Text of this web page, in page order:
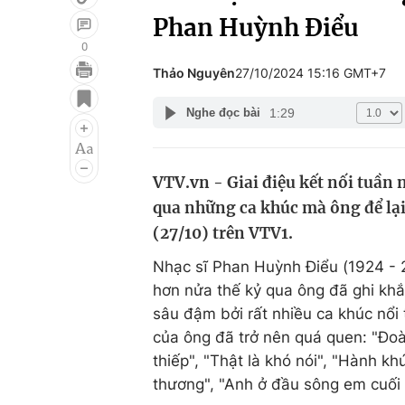
Điện ảnh
Âm nhạc
Du lịch
Chất lượng cuộc
0
Phan Huỳnh Điểu
Thảo Nguyên27/10/2024 15:16 GMT+7
Nghe đọc bài 1:29
VTV.vn - Giai điệu kết nối tuần
qua những ca khúc mà ông để
(27/10) trên VTV1.
Nhạc sĩ Phan Huỳnh Điểu (1924 -
hơn nửa thế kỷ qua ông đã ghi
sâu đậm bởi rất nhiều ca khúc
của ông đã trở nên quá quen:
thiếp", "Thật là khó nói", "Hành
thương", "Anh ở đầu sông em